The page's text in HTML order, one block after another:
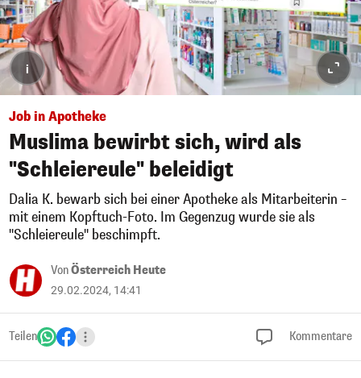
i
Job in Apotheke
Muslima bewirbt sich, wird als
"Schleiereule" beleidigt
Dalia K. bewarb sich bei einer Apotheke als Mitarbeiterin –
mit einem Kopftuch-Foto. Im Gegenzug wurde sie als
"Schleiereule" beschimpft.
VonÖsterreich Heute
29.02.2024, 14:41
Teilen Kommentare